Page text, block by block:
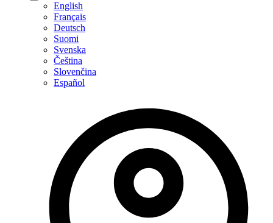
English
Français
Deutsch
Suomi
Svenska
Čeština
Slovenčina
Español